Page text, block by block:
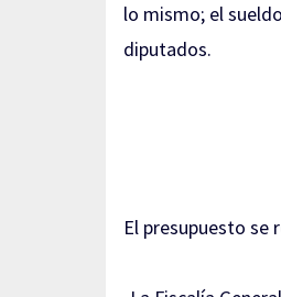
lo mismo; el
diputados.
El presupuesto